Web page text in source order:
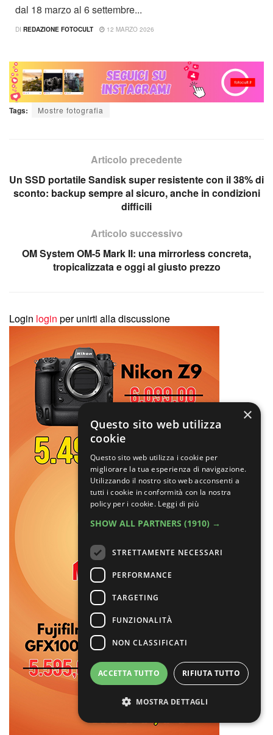
dal 18 marzo al 6 settembre...
DI REDAZIONE FOTOCULT 12 MARZO 2026
Tags: Mostre fotografia
Articolo precedente
Un SSD portatile Sandisk super resistente con il 38% di
sconto: backup sempre al sicuro, anche in condizioni
difficili
Articolo successivo
OM System OM-5 Mark II: una mirrorless concreta,
tropicalizzata e oggi al giusto prezzo
Login login per unirti alla discussione
×
Questo sito web utilizza
cookie
Questo sito web utilizza i cookie per
migliorare la tua esperienza di navigazione.
Utilizzando il nostro sito web acconsenti a
tutti i cookie in conformità con la nostra
policy per i cookie. Leggi di più
SHOW ALL PARTNERS (1910) →
STRETTAMENTE NECESSARI
PERFORMANCE
TARGETING
FUNZIONALITÀ
NON CLASSIFICATI
ACCETTA TUTTO RIFIUTA TUTTO
MOSTRA DETTAGLI